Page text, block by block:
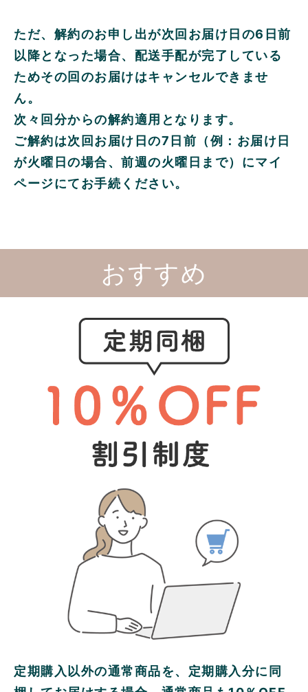
ただ、解約のお申し出が次回お届け日の6日前
以降となった場合、配送手配が完了している
ためその回のお届けはキャンセルできませ
ん。
次々回分からの解約適用となります。
ご解約は次回お届け日の7日前（例：お届け日
が火曜日の場合、前週の火曜日まで）にマイ
ページにてお手続ください。
おすすめ
定期購入以外の通常商品を、定期購入分に同